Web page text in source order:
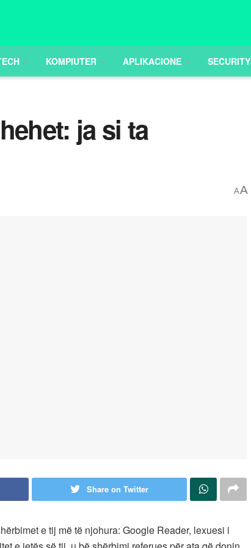
KOMPIUTER APLIKACIONE SECURITY
ja si ta
AA
Share on Twitter
e tij më të njohura: Google Reader, lexuesi i